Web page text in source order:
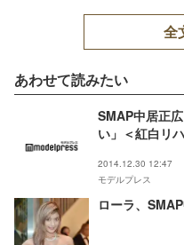
全
あわせて読みたい
SMAP中居正
い」＜紅白リ
2014.12.30 12:47
モデルプレス
ローラ、